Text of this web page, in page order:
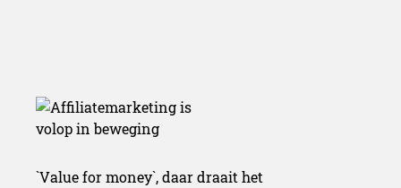
`Value for money`, daar draait het